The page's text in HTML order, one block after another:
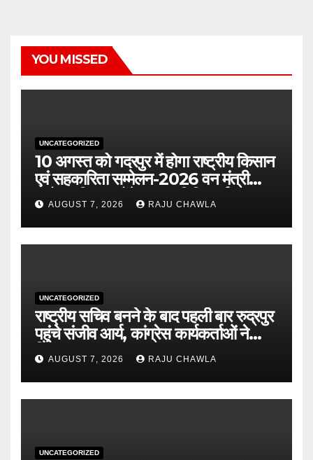
YOU MISSED
UNCATEGORIZED
10 अगस्त को गदरपुर में होगा राष्ट्रीय किसान
एवं सहकारिता सम्मेलन-2026 वन मंत्री
सुबोध उनियाल होंगे मुख्य अतिथि, पूर्व
पंजीकरण अनिवार्य
AUGUST 7, 2026 RAJU CHAWLA
UNCATEGORIZED
राष्ट्रीय सचिव बनने के बाद पहली बार रुद्रपुर
पहुंचे संजीव आर्य, कांग्रेस कार्यकर्ताओं ने
किया भव्य स्वागत
AUGUST 7, 2026 RAJU CHAWLA
UNCATEGORIZED